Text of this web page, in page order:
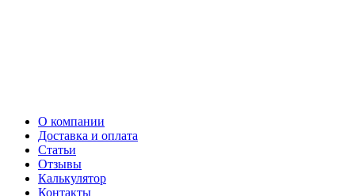
О компании
Доставка и оплата
Статьи
Отзывы
Калькулятор
Контакты